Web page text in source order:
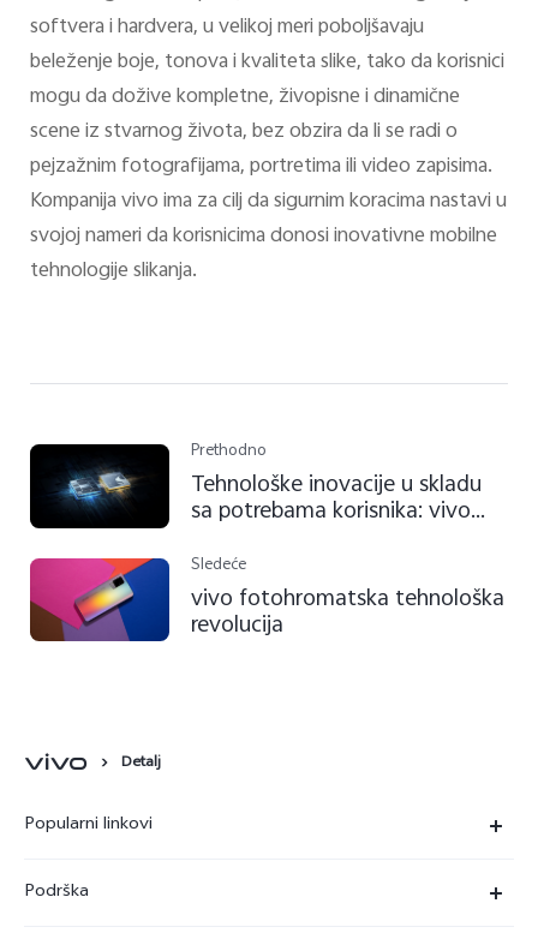
softvera i hardvera, u velikoj meri poboljšavaju
beleženje boje, tonova i kvaliteta slike, tako da korisnici
mogu da dožive kompletne, živopisne i dinamične
scene iz stvarnog života, bez obzira da li se radi o
pejzažnim fotografijama, portretima ili video zapisima.
Kompanija vivo ima za cilj da sigurnim koracima nastavi u
svojoj nameri da korisnicima donosi inovativne mobilne
tehnologije slikanja.
Prethodno
Tehnološke inovacije u skladu
sa potrebama korisnika: vivo
na tržištu pametnih telefona u
2023. godini
Sledeće
vivo fotohromatska tehnološka
revolucija
Detalj
Popularni linkovi
Podrška